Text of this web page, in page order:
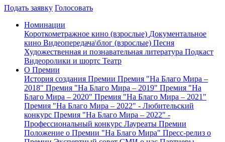
Подать заявку Голосовать
Номинации
Короткометражное кино (взрослые) Документальное
кино Видеопередача\блог (взрослые) Песня
Художественная и познавательная литература Подкаст
Видеоролики и шортс Театр
О Премии
История создания Премии Премия "На Благо Мира –
2018" Премия "На Благо Мира – 2019" Премия "На
Благо Мира – 2020" Премия "На Благо Мира – 2021"
Премия "На Благо Мира – 2022" - Любительский
конкурс Премия "На Благо Мира – 2022" -
Профессиональный конкурс Лауреаты Премии
Положение о Премии "На Благо Мира" Пресс-релиз о